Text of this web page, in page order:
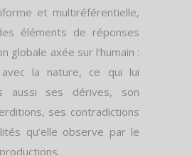
et multiréférentielle,
éléments de réponses
globale axée sur l’humain :
la nature, ce qui lui
aussi ses dérives, son
ses contradictions
qu’elle observe par le